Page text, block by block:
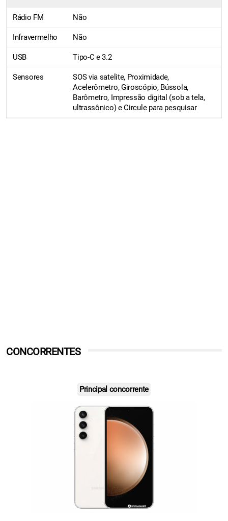
Rádio FM Não
Infravermelho Não
USB Tipo-C e 3.2
Sensores
SOS via satelite, Proximidade,
Acelerômetro, Giroscópio, Bússola,
Barômetro, Impressão digital (sob a tela,
ultrassônico) e Circule para pesquisar
CONCORRENTES
Principal concorrente